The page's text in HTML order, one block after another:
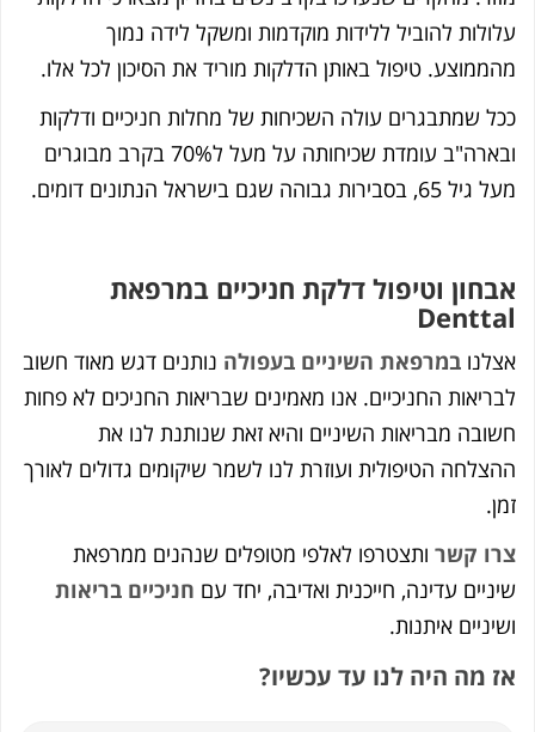
להוביל ללידות מוקדמות ומשקל לידה נמוך
טיפול באותן הדלקות מוריד את הסיכון לכל אלו.
שמתבגרים עולה השכיחות של מחלות חניכיים ודלקות
ובארה"ב עומדת שכיחותה על מעל ל70% בקרב מבוגרים
גבוהה שגם בישראל הנתונים דומים.
וטיפול דלקת חניכיים במרפאת
במרפאת השיניים בעפולהנותנים דגש מאוד חשוב
החניכיים. אנו מאמינים שבריאות החניכים לא פחות
מבריאות השיניים והיא זאת שנותנת לנו את
הטיפולית ועוזרת לנו לשמר שיקומים גדולים לאורך
קשרותצטרפו לאלפי מטופלים שנהנים ממרפאת
עדינה, חייכנית ואדיבה, יחד עם חניכיים בריאות
איתנות.
מה היה לנו עד עכשיו?